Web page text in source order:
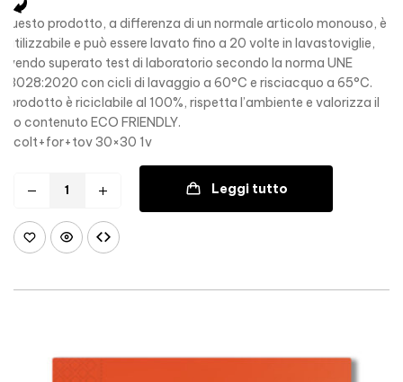
Questo prodotto, a differenza di un normale articolo monouso, è
riutilizzabile e può essere lavato fino a 20 volte in lavastoviglie,
avendo superato test di laboratorio secondo la norma UNE
53028:2020 con cicli di lavaggio a 60°C e risciacquo a 65°C.
Il prodotto è riciclabile al 100%, rispetta l’ambiente e valorizza il
suo contenuto ECO FRIENDLY.
colt+for+tov 30×30 1v
Leggi tutto